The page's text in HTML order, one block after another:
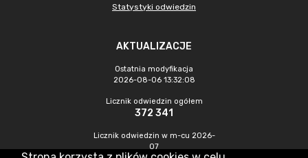
Statystyki odwiedzin
AKTUALIZACJE
Ostatnia modyfikacja
2026-08-06 13:32:08
Licznik odwiedzin ogółem
372 341
Licznik odwiedzin w m-cu 2026-
07